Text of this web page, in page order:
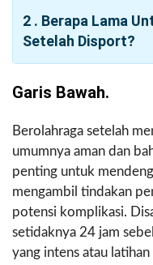
2 . Berapa Lama
Setelah Disport?
Garis Bawah.
Berolahraga setelah
umumnya aman dan
penting untuk
mengambil tindakan
potensi komplikasi.
setidaknya 24 jam
yang intens atau